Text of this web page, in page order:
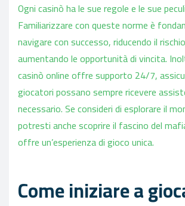
Ogni casinò ha le sue regole e le sue
Familiarizzare con queste norme è
navigare con successo, riducendo il
aumentando le opportunità di vincita.
casinò online offre supporto 24/7,
giocatori possano sempre ricevere
necessario. Se consideri di esplorare il
potresti anche scoprire il fascino del
offre un’esperienza di gioco unica.
Come iniziare a